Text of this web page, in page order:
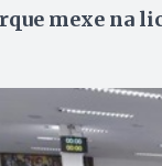
mexe na